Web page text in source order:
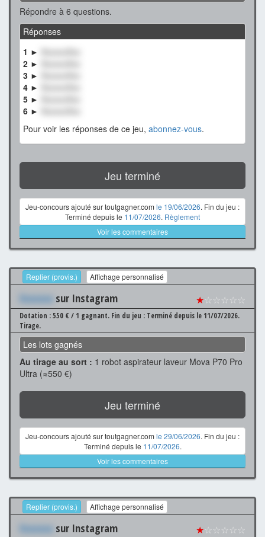
Répondre à 6 questions.
Réponses
1 ►
XxxxxxXxx
2 ►
3 ►
4 ►
5 ►
6 ►
Pour voir les réponses de ce jeu, abonnez-vous.
Jeu terminé
Jeu-concours ajouté sur toutgagner.com le 19/06/2026. Fin du jeu :
Terminé depuis le 11/07/2026. Règlement
Voir les commentaires
Replier (provis.) Affichage personnalisé
Xxxxxxx sur Instagram ★☆☆☆☆☆
Dotation : 550 € / 1 gagnant. Fin du jeu : Terminé depuis le 11/07/2026.
Tirage.
Les lots gagnés
Au tirage au sort : 1 robot aspirateur laveur Mova P70 Pro
Ultra (≈550 €)
Jeu terminé
Jeu-concours ajouté sur toutgagner.com le 29/06/2026. Fin du jeu :
Terminé depuis le 11/07/2026.
Voir les commentaires
Replier (provis.) Affichage personnalisé
Xxxxxxx sur Instagram ★☆☆☆☆☆